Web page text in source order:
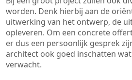
worden. Denk hierbij aan de
uitwerking van het ontwerp, de
opleveren. Om een concrete
er dus een persoonlijk gesprek
architect ook goed inschatten
verwacht.